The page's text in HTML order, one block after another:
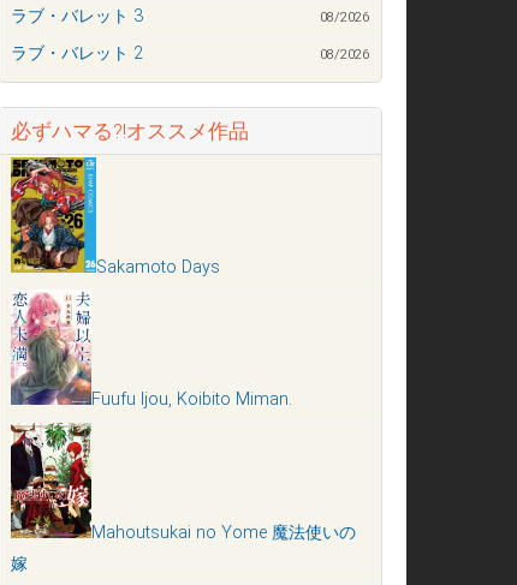
ラブ・バレット 3 08/2026
ラブ・バレット 2 08/2026
必ずハマる?!オススメ作品
Sakamoto Days
Fuufu Ijou, Koibito Miman.
Mahoutsukai no Yome 魔法使いの
嫁